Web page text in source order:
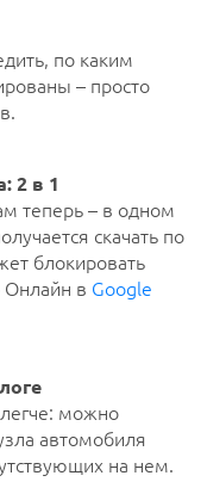
по каким
– просто
2 в 1
теперь – в одном
скачать по
блокировать
Онлайн в Google
легче: можно
автомобиля
на нем.